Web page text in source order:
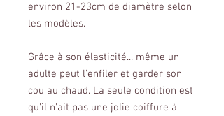
environ 21-23cm de diamètre selon
les modèles.
Grâce à son élasticité... même un
adulte peut l'enfiler et garder son
cou au chaud. La seule condition est
qu'il n'ait pas une jolie coiffure à